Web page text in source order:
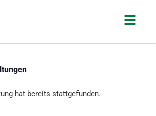
Main
hat bereits stattgefunden.